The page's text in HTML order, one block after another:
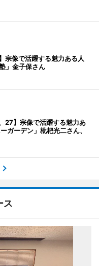
宗像で活躍する魅力ある人
」金子保さん
27】宗像で活躍する魅力あ
ガーデン」枇杷光二さん、
ス